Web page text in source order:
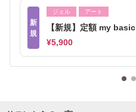
新
規
ジェル アート
【新規】定額 my basic
¥5,900